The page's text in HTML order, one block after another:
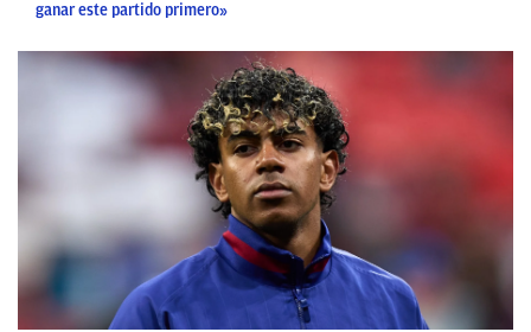
ganar este partido primero»